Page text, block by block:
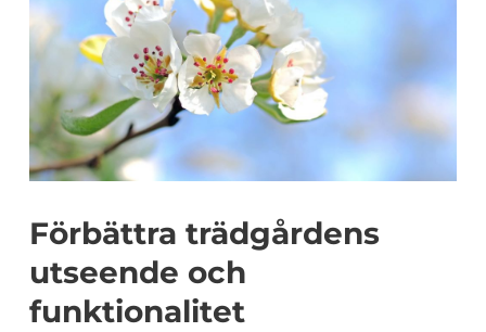
Förbättra trädgårdens
utseende och
funktionalitet